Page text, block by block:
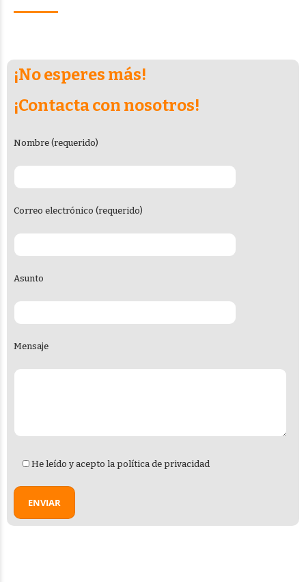
¡No esperes más!
¡Contacta con nosotros!
Nombre (requerido)
Correo electrónico (requerido)
Asunto
Mensaje
He leído y acepto la política de privacidad